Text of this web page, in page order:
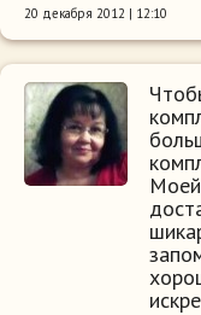
20 декабря 2012 | 12:10